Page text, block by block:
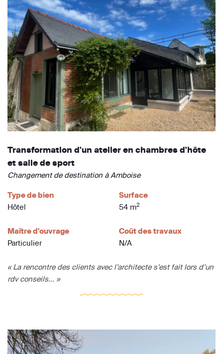
Transformation d'un atelier en chambres d'hôte
et salle de sport
Changement de destination à Amboise
Type de bien
Hôtel
Surface
54 m2
Maître d'ouvrage
Particulier
Coût des travaux
N/A
« La rencontre des clients avec l’architecte s’est fait lors d’un
rdv conseils... »